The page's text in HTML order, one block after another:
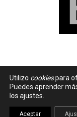
Utilizo cookiespara
Puedes aprender
los ajustes.
Aceptar